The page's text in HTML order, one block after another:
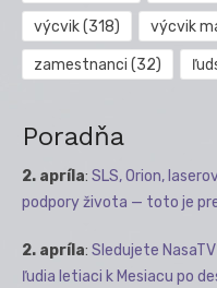
výcvik(318) výcvik
zamestnanci (32)
Poradňa
2. apríla: SLS, Orion,
podpory života — toto je
2. apríla: Sledujete
ľudia letiaci k Mesiacu po